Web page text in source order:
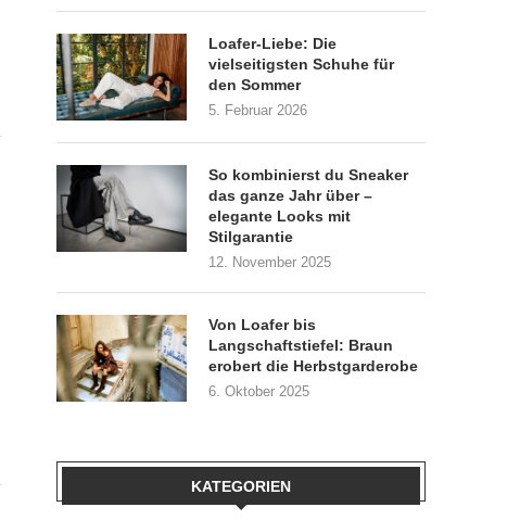
Loafer-Liebe: Die
vielseitigsten Schuhe für
den Sommer
5. Februar 2026
So kombinierst du Sneaker
das ganze Jahr über –
elegante Looks mit
Stilgarantie
12. November 2025
Von Loafer bis
Langschaftstiefel: Braun
erobert die Herbstgarderobe
6. Oktober 2025
KATEGORIEN